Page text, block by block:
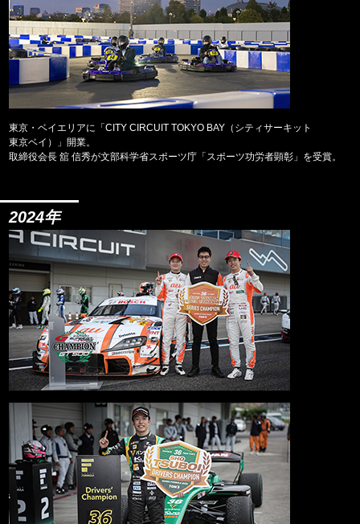
東京・ベイエリアに「CITY CIRCUIT TOKYO BAY（シティサーキット
東京ベイ）」開業。
取締役会長 舘 信秀が文部科学省スポーツ庁「スポーツ功労者顕彰」を受賞。
2024年